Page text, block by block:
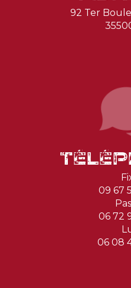
92 Ter
09 67
06 72
06 08